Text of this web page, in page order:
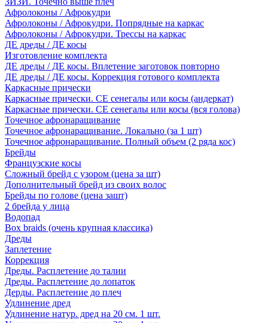
Афролоконы / Афрокудри
Афролоконы / Афрокудри. Попрядные на каркас
Афролоконы / Афрокудри. Трессы на каркас
ДЕ дреды / ДЕ косы
Изготовление комплекта
ДЕ дреды / ДЕ косы. Вплетение заготовок повторно
ДЕ дреды / ДЕ косы. Коррекция готового комплекта
Каркасные прически
Каркасные прически. СЕ сенегалы или косы (андеркат)
Каркасные прически. СЕ сенегалы или косы (вся голова)
Точечное афронаращивание
Точечное афронаращивание. Локально (за 1 шт)
Точечное афронаращивание. Полный объем (2 ряда кос)
Брейды
Французские косы
Сложный брейд с узором (цена за шт)
Дополнительный брейд из своих волос
Брейды по голове (цена зашт)
2 брейда у лица
Водопад
Box braids (очень крупная классика)
Дреды
Заплетение
Коррекция
Дреды. Расплетение до талии
Дреды. Расплетение до лопаток
Дерды. Расплетение до плеч
Удлинение дред
Удлинение натур. дред на 20 см. 1 шт.